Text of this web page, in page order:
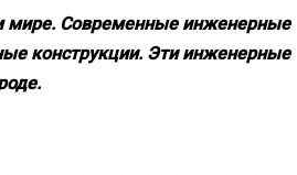
мире. Современные инженерные
конструкции. Эти инженерные